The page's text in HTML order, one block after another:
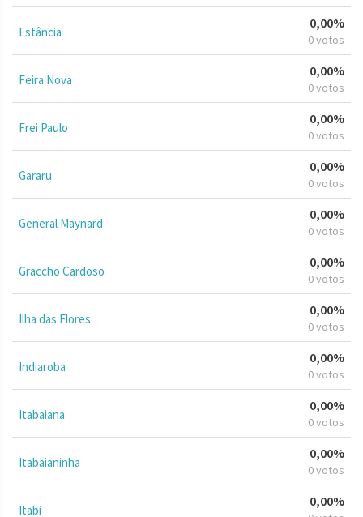
Estância
0,00%
0 votos
Feira Nova
0,00%
0 votos
Frei Paulo
0,00%
0 votos
Gararu
0,00%
0 votos
General Maynard
0,00%
0 votos
Graccho Cardoso
0,00%
0 votos
Ilha das Flores
0,00%
0 votos
Indiaroba
0,00%
0 votos
Itabaiana
0,00%
0 votos
Itabaianinha
0,00%
0 votos
Itabi
0,00%